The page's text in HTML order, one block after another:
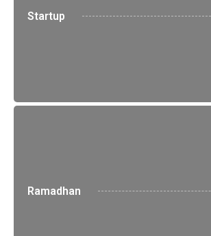
Startup
Ramadhan